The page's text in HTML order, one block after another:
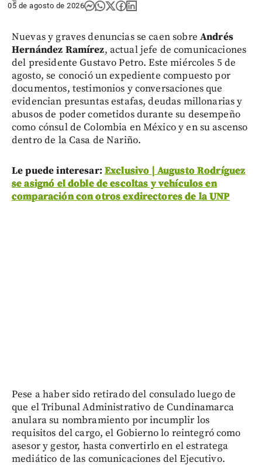
05 de agosto de 2026
Nuevas y graves denuncias se caen sobre Andrés
Hernández Ramírez, actual jefe de comunicaciones
del presidente Gustavo Petro. Este miércoles 5 de
agosto, se conoció un expediente compuesto por
documentos, testimonios y conversaciones que
evidencian presuntas estafas, deudas millonarias y
abusos de poder cometidos durante su desempeño
como cónsul de Colombia en México y en su ascenso
dentro de la Casa de Nariño.
Le puede interesar: Exclusivo | Augusto Rodríguez
se asignó el doble de escoltas y vehículos en
comparación con otros exdirectores de la UNP
Pese a haber sido retirado del consulado luego de
que el Tribunal Administrativo de Cundinamarca
anulara su nombramiento por incumplir los
requisitos del cargo, el Gobierno lo reintegró como
asesor y gestor, hasta convertirlo en el estratega
mediático de las comunicaciones del Ejecutivo.